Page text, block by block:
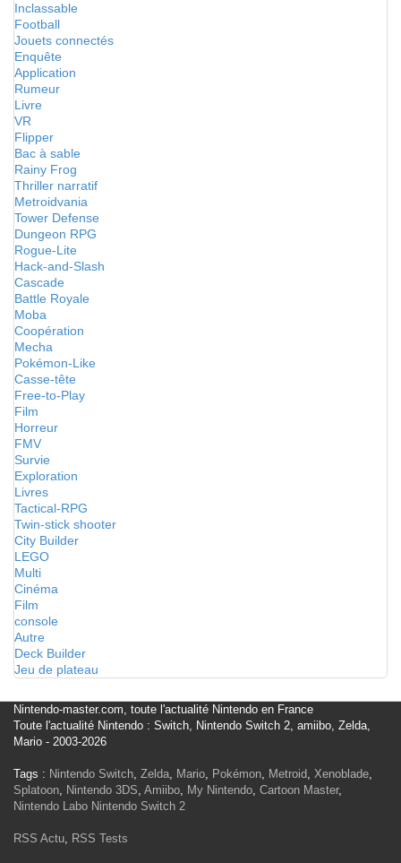
Inclassable
Football
Jouets connectés
Enquête
Application
Rumeur
Livre
VR
Flipper
Bac à sable
Rainy Frog
Thriller narratif
Metroidvania
Tower Defense
Dungeon RPG
Rogue-Lite
Hack-and-Slash
Cascade
Battle Royale
Moba
Coopération
Mecha
Pokémon-Like
Casse-tête
Free-to-Play
Film
Horreur
FMV
Survie
Exploration
Livres
Tactical-RPG
Twin-stick shooter
City Builder
LEGO
Multi
Cinéma
Film
console
Autre
Deck Builder
Jeu de plateau
Nintendo-master.com, toute l'actualité Nintendo en France
Toute l'actualité Nintendo : Switch, Nintendo Switch 2, amiibo, Zelda,
Mario - 2003-2026
Tags : Nintendo Switch, Zelda, Mario, Pokémon, Metroid, Xenoblade,
Splatoon, Nintendo 3DS, Amiibo, My Nintendo, Cartoon Master,
Nintendo Labo Nintendo Switch 2
RSS Actu, RSS Tests